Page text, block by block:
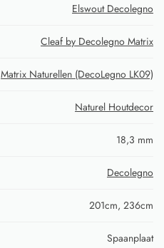
Elswout Decolegno
Cleaf by Decolegno Matrix
Matrix Naturellen (DecoLegno LK09)
Naturel Houtdecor
18,3 mm
Decolegno
201cm, 236cm
Spaanplaat